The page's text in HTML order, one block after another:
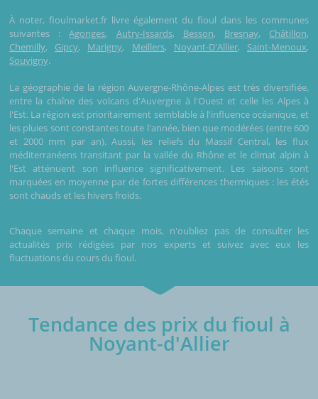
À noter, fioulmarket.fr livre également du fioul dans les communes
suivantes :Agonges, Autry-Issards, Besson, Bresnay, Châtillon,
Chemilly, Gipcy, Marigny, Meillers, Noyant-D'Allier, Saint-Menoux,
Souvigny.
La géographie de la région Auvergne-Rhône-Alpes est très diversifiée,
entre la chaîne des volcans d'Auvergne à l'Ouest et celle les Alpes à
l'Est. La région est prioritairement semblable à l'influence océanique, et
les pluies sont constantes toute l'année, bien que modérées (entre 600
et 2000 mm par an). Aussi, les reliefs du Massif Central, les flux
méditerranéens transitant par la vallée du Rhône et le climat alpin à
l'Est atténuent son influence significativement. Les saisons sont
marquées en moyenne par de fortes différences thermiques : les étés
sont chauds et les hivers froids.
Chaque semaine et chaque mois, n'oubliez pas de consulter les
actualités prix rédigées par nos experts et suivez avec eux les
fluctuations du cours du fioul.
Tendance des prix du fioul à
Noyant-d'Allier